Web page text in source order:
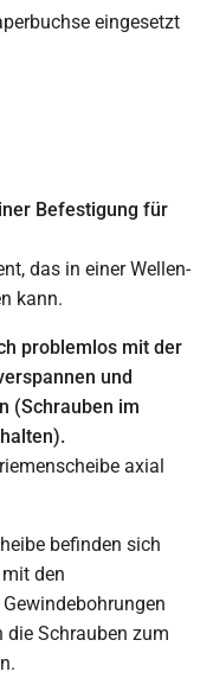
Befestigung für
das in einer Wellen-
kann.
problemlos mit der
und
(Schrauben im
axial
befinden sich
den
die Schrauben zum